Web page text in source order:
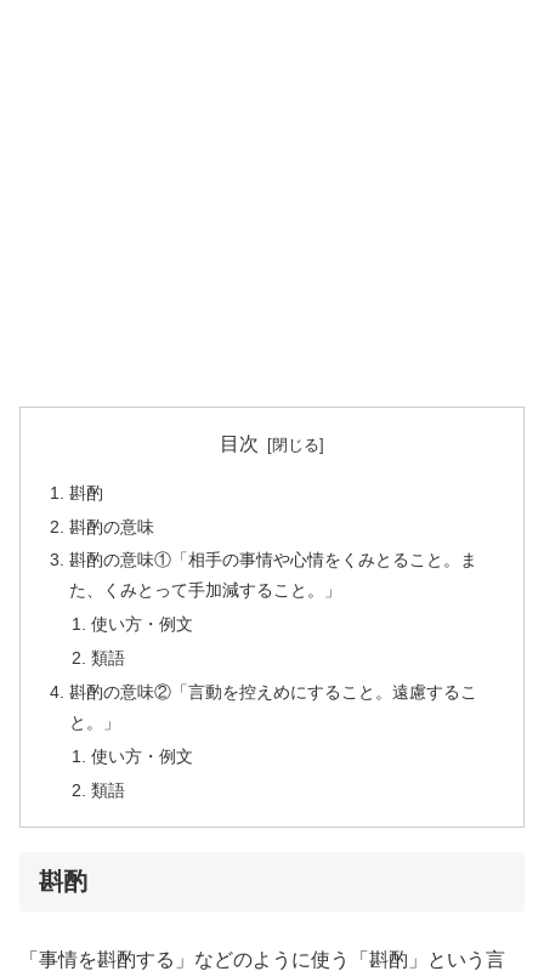
目次
斟酌
斟酌の意味
斟酌の意味①「相手の事情や心情をくみとること。ま
た、くみとって手加減すること。」
使い方・例文
類語
斟酌の意味②「言動を控えめにすること。遠慮するこ
と。」
使い方・例文
類語
斟酌
「事情を斟酌する」などのように使う「斟酌」という言